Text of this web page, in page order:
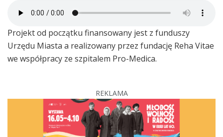
Projekt od początku finansowany jest z funduszy
Urzędu Miasta a realizowany przez fundację Reha Vitae
we współpracy ze szpitalem Pro-Medica.
REKLAMA